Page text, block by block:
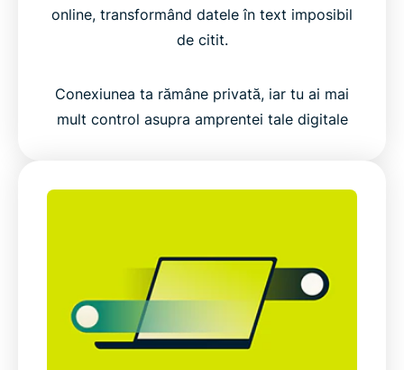
online, transformând datele în text imposibil
de citit.
Conexiunea ta rămâne privată, iar tu ai mai
mult control asupra amprentei tale digitale